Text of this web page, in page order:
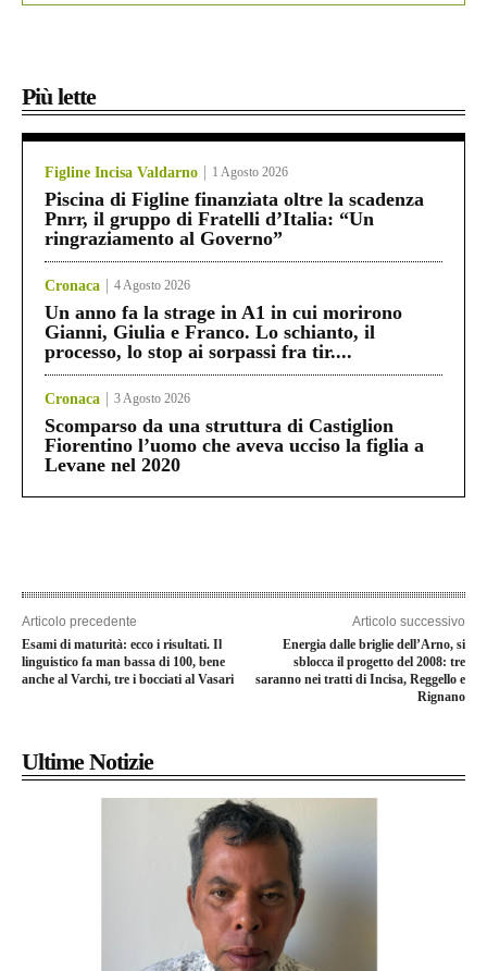
Più lette
Figline Incisa Valdarno 1 Agosto 2026
Piscina di Figline finanziata oltre la scadenza
Pnrr, il gruppo di Fratelli d’Italia: “Un
ringraziamento al Governo”
Cronaca 4 Agosto 2026
Un anno fa la strage in A1 in cui morirono
Gianni, Giulia e Franco. Lo schianto, il
processo, lo stop ai sorpassi fra tir....
Cronaca 3 Agosto 2026
Scomparso da una struttura di Castiglion
Fiorentino l’uomo che aveva ucciso la figlia a
Levane nel 2020
Articolo precedente
Esami di maturità: ecco i risultati. Il
linguistico fa man bassa di 100, bene
anche al Varchi, tre i bocciati al Vasari
Articolo successivo
Energia dalle briglie dell’Arno, si
sblocca il progetto del 2008: tre
saranno nei tratti di Incisa, Reggello e
Rignano
Ultime Notizie